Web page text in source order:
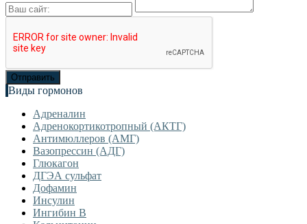
Виды гормонов
Адреналин
Адренокортикотропный (АКТГ)
Антимюллеров (АМГ)
Вазопрессин (АДГ)
Глюкагон
ДГЭА сульфат
Дофамин
Инсулин
Ингибин В